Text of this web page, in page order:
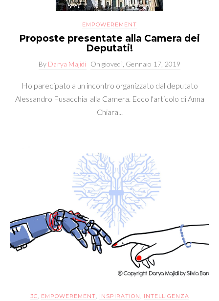
EMPOWEREMENT
Proposte presentate alla Camera dei
Deputati!
By Darya Majidi Ongiovedì, Gennaio 17, 2019
Ho parecipato a un incontro organizzato dal deputato
Alessandro Fusacchia alla Camera. Ecco l'articolo di Anna
Chiara...
3C, EMPOWEREMENT, INSPIRATION , INTELLIGENZA